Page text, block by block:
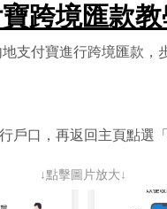
跨境匯款教
支付寶進行跨境匯款，
戶口，再返回主頁點選「
↓點擊圖片放大↓